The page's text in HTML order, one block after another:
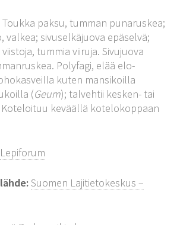
Toukka paksu, tumman punaruskea;
valkea; sivuselkäjuova epäselvä;
tummia viiruja. Sivujuova
Polyfagi, elää elo-
kuten mansikoilla
(Geum); talvehtii kesken- tai
Koteloituu keväällä kotelokoppaan
Lepiforum
Suomen Lajitietokeskus –